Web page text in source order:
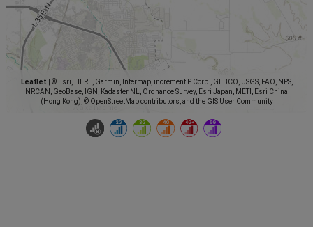
Leaflet
© Esri, HERE, Garmin, Intermap, increment P Corp., GEBCO, USGS, FAO, NPS,
NRCAN, GeoBase, IGN, Kadaster NL, Ordnance Survey, Esri Japan, METI, Esri China
(Hong Kong), © OpenStreetMap contributors, and the GIS User Community